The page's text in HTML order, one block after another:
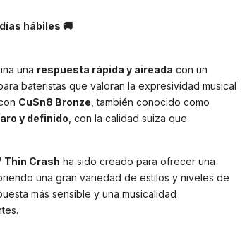
hábiles 🚚
una respuesta rápida y aireada con un
bateristas que valoran la expresividad musical
CuSn8 Bronze , también conocido como
y definido , con la calidad suiza que
Thin Crash ha sido creado para ofrecer una
una gran variedad de estilos y niveles de
más sensible y una musicalidad